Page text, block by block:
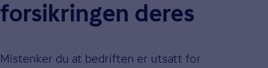
forsikringen deres
Mistenker du at bedriften er utsatt for